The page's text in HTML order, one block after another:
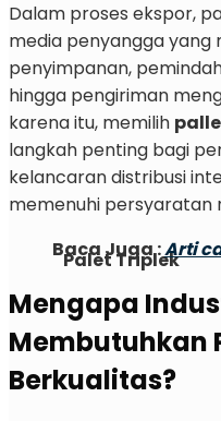
Palet Triplek
Dalam proses ekspor,
media penyangga yang
penyimpanan,
hingga pengiriman
karena itu, memilih
langkah penting bagi
kelancaran distribusi
memenuhi persyaratan
Baca Juga :Arti
Mengapa
Membutuhkan
Berkualitas?